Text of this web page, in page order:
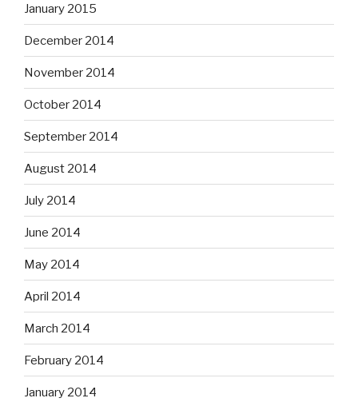
January 2015
December 2014
November 2014
October 2014
September 2014
August 2014
July 2014
June 2014
May 2014
April 2014
March 2014
February 2014
January 2014